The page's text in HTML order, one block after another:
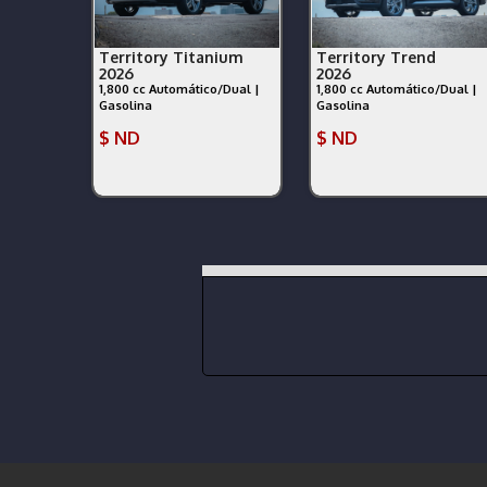
Territory Titanium
2026
1,800 cc Automático/Dual |
Gasolina
$ ND
Territory Trend
2026
1,800 cc Automático/Dual |
Gasolina
$ ND